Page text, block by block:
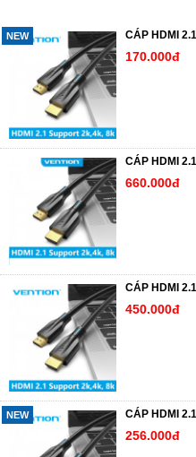
NEW CÁP HDMI
170.000đ
CÁP HDMI
660.000đ
CÁP HDMI
450.000đ
NEW CÁP HDMI
256.000đ